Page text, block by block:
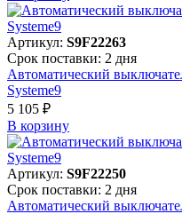
Артикул: S9F22263
Срок поставки: 2 дня
Автоматический
Systeme9
5 105 ₽
В корзинy
Артикул: S9F22250
Срок поставки: 2 дня
Автоматический